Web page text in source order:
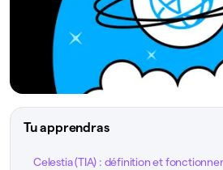
Tu apprendras
Celestia (TIA) : définition et